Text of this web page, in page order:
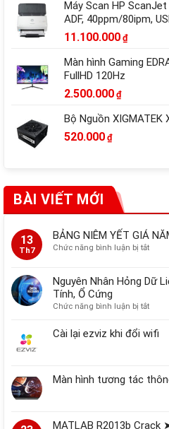
Máy Scan HP
ADF, 40ppm/80ipm,
11.100.000 ₫
Màn hình Gaming
FullHD 120Hz
2.500.000 ₫
Bộ Nguồn XIGMATEK
520.000 ₫
BÀI VIẾT MỚI
13
Th7
BẢNG NIÊM YẾT GIÁ
Chức năng bình luận bị tắtở
YẾT
NĂM
Nguyên Nhân Hỏng Dữ
Tính, Ổ Cứng
Chức năng bình luận bị tắtở
Nhân
Tính,
Cài lại ezviz khi đổi wifi
Màn hình tương tác
MATLAB R2013b